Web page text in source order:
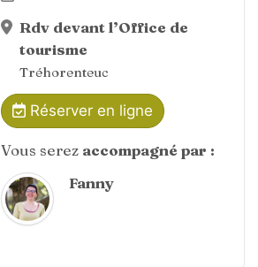
Rdv devant l’Office de
tourisme
Tréhorenteuc
Réserver en ligne
Vous serez accompagné par :
Fanny